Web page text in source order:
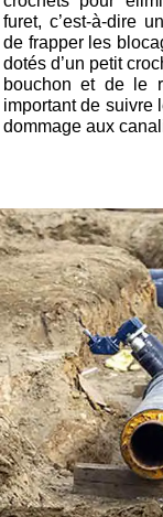
furet, c’est-à-dire
de frapper les
dotés d’un petit
bouchon et de le
important de suivre
dommage aux